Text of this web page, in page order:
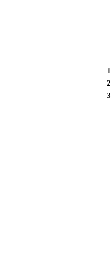
1
2
3